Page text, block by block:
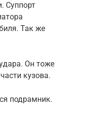
Суппорт
Так же
Он тоже
кузова.
подрамник.